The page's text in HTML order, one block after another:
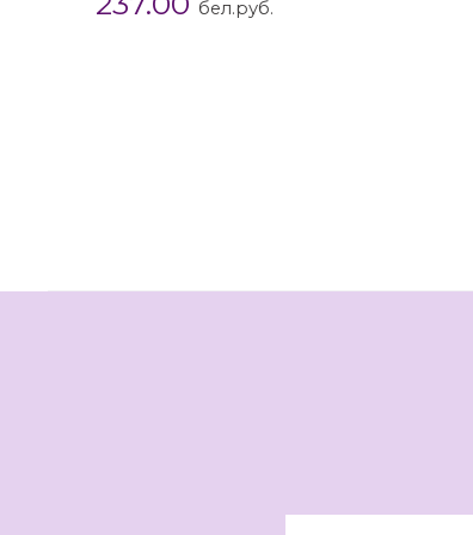
бел.руб.